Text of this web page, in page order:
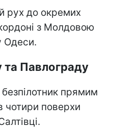
рух до окремих
з Молдовою
Одеси.
Павлограду
прямим
чотири поверхи